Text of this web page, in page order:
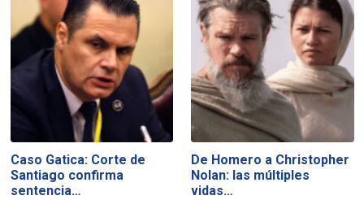
Caso Gatica: Corte de
Santiago confirma
sentencia…
De Homero a Christopher
Nolan: las múltiples
vidas…